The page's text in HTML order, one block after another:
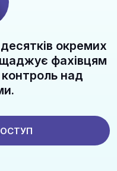
окремих
фахівцям
контроль над